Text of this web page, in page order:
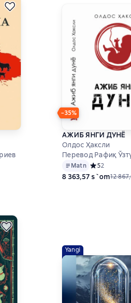
4,4 на основе 15 оценок
−35%
АЖИБ ЯНГИ ДУНЁ
Олдос Ҳаксли
Перевод Рафиқ
Matn Средний
52
8 363,57 s`om12
Yangi